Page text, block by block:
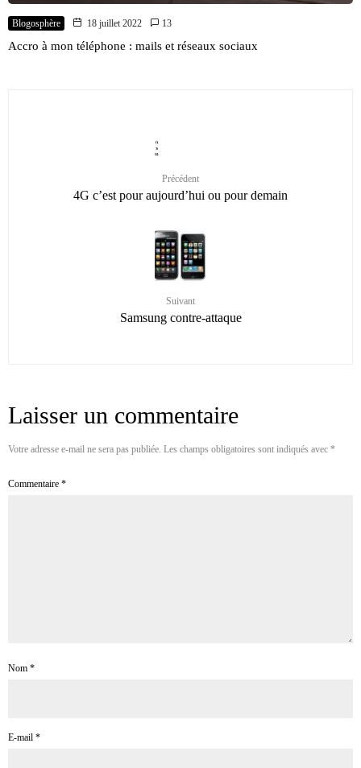
Blogosphère 18 juillet 2022 13
Accro à mon téléphone : mails et réseaux sociaux
Précédent
4G c’est pour aujourd’hui ou pour demain
Suivant
Samsung contre-attaque
Laisser un commentaire
Votre adresse e-mail ne sera pas publiée. Les champs obligatoires sont indiqués avec *
Commentaire *
Nom *
E-mail *